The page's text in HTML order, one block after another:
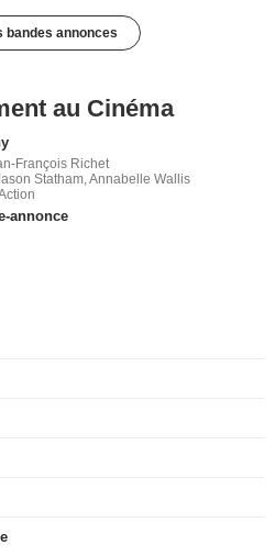
bandes annonces
au Cinéma
François Richet
Statham, Annabelle Wallis
annonce